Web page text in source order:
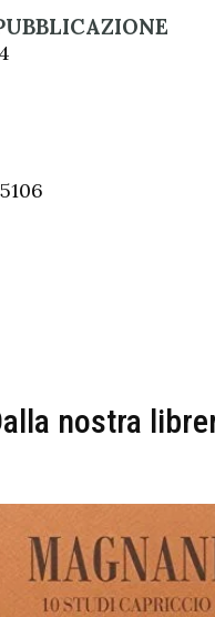
nostra